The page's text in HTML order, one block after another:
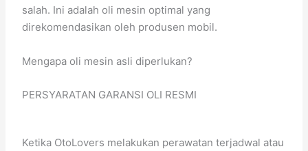
salah. Ini adalah oli mesin optimal yang
direkomendasikan oleh produsen mobil.
Mengapa oli mesin asli diperlukan?
PERSYARATAN GARANSI OLI RESMI
Ketika OtoLovers melakukan perawatan terjadwal atau